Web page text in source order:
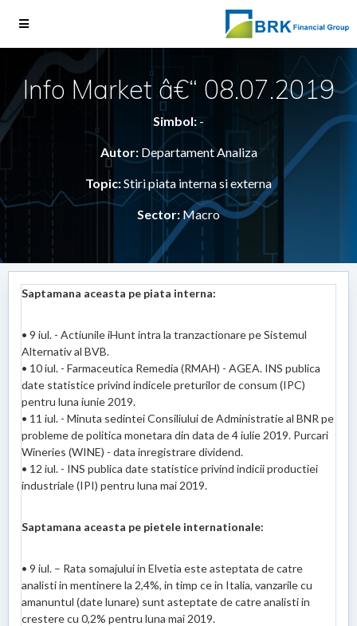
Info Market â€“ 08.07.2019
Simbol: -
Autor:Departament Analiza
Topic:Stiri piata interna si externa
Sector: Macro
Saptamana aceasta pe piata interna:
• 9 iul. - Actiunile iHunt intra la tranzactionare pe Sistemul
Alternativ al BVB.
• 10 iul. - Farmaceutica Remedia (RMAH) - AGEA. INS publica
date statistice privind indicele preturilor de consum (IPC)
pentru luna iunie 2019.
• 11 iul. - Minuta sedintei Consiliului de Administratie al BNR pe
probleme de politica monetara din data de 4 iulie 2019. Purcari
Wineries (WINE) - data inregistrare dividend.
• 12 iul. - INS publica date statistice privind indicii productiei
industriale (IPI) pentru luna mai 2019.
Saptamana aceasta pe pietele internationale:
• 9 iul. – Rata somajului in Elvetia este asteptata de catre
analisti in mentinere la 2,4%, in timp ce in Italia, vanzarile cu
amanuntul (date lunare) sunt asteptate de catre analisti in
crestere cu 0,2% pentru luna mai 2019.